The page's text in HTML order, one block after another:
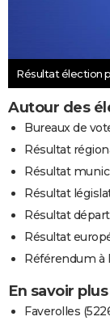
Résultat élection
Autour des
Bureaux de
Résultat
Résultat
Résultat
Résultat
Résultat
Référendum à
En savoir
Faverolles